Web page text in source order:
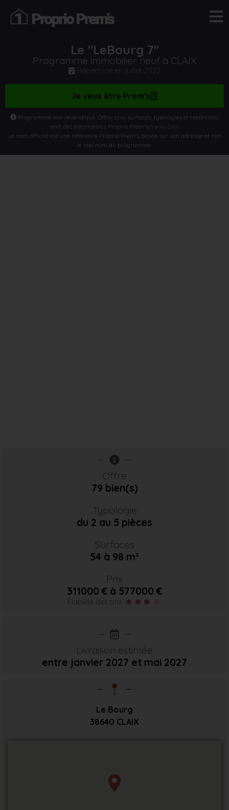
Le "LeBourg 7"
Programme immobilier neuf à CLAIX
Répertorié en juillet 2023
Je veux être Prem's
Programme non revendiqué. Offre, prix, surfaces, typologies et répartition
sont des estimations Proprio Prem’s(Voir nos CGU)
Le nom affiché est une référence Proprio Prem’s basée sur son adresse et non
le réel nom du programme.
Offre
79 bien(s)
Typologie
du 2 au 5 pièces
Surfaces
54 à 98 m²
Prix
311000 € à 577000 €
Fiabilité des prix
Livraison estimée
entre janvier 2027 et mai 2027
Le Bourg
38640 CLAIX